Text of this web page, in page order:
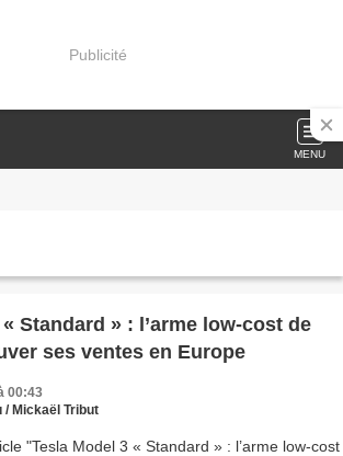
Publicité
MENU
Standard » : l’arme low-cost de
ses ventes en Europe
00:43
/ Mickaël Tribut